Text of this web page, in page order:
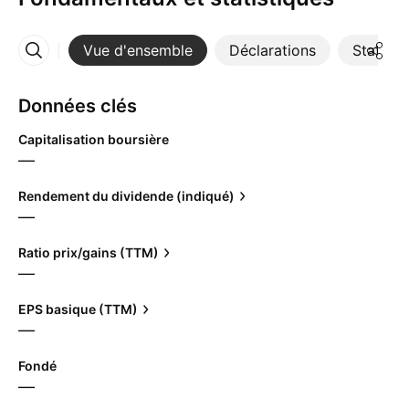
Vue d'ensemble Déclarations
Plus
Données clés
Capitalisation boursière
—
Rendement du dividende (indiqué)
—
Ratio prix/gains (TTM)
—
EPS basique (TTM)
—
Fondé
—